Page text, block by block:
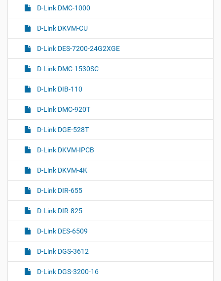
D-Link DMC-1000
D-Link DKVM-CU
D-Link DES-7200-24G2XGE
D-Link DMC-1530SC
D-Link DIB-110
D-Link DMC-920T
D-Link DGE-528T
D-Link DKVM-IPCB
D-Link DKVM-4K
D-Link DIR-655
D-Link DIR-825
D-Link DES-6509
D-Link DGS-3612
D-Link DGS-3200-16